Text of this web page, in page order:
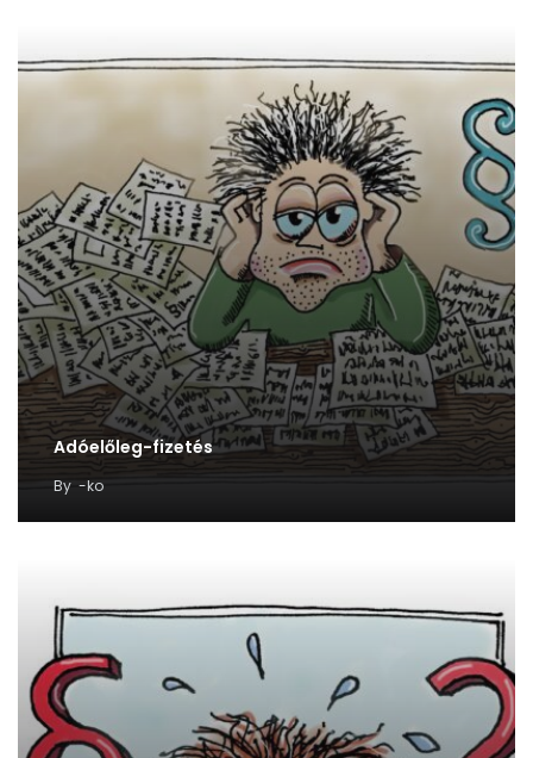
Adóelőleg-fizetés
By -ko